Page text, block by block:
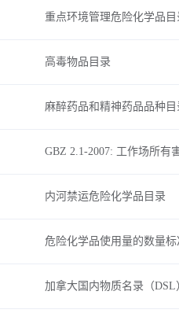
重点环境管理危险化学品目
高毒物品目录
麻醉药品和精神药品品种目
GBZ 2.1-2007: 工作场所有
内河禁运危险化学品目录
危险化学品使用量的数量标
加拿大国内物质名录（DSL